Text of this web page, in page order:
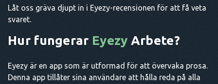
Låt oss gräva djupt in i Eyezy-recensionen för att få veta
svaret.
Hur fungerar Eyezy Arbete?
Eyezy är en app som är utformad för att övervaka prosa.
Denna app tillåter sina användare att hålla reda på alla